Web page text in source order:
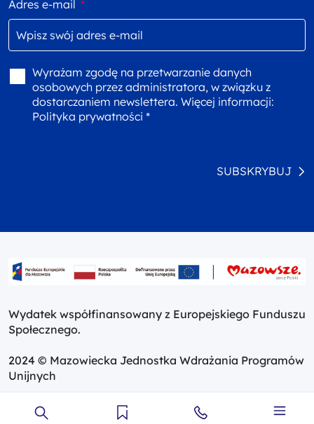
Adres e-mail *
Wyrażam zgodę na przetwarzanie danych
osobowych przez administratora, w związku z
dostarczaniem newslettera. Więcej informacji:
Polityka prywatności *
SUBSKRYBUJ
Wydatek współfinansowany z Europejskiego Funduszu
Społecznego.
2024 © Mazowiecka Jednostka Wdrażania Programów
Unijnych